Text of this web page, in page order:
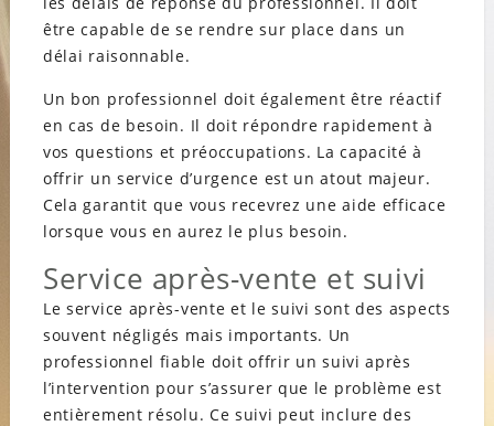
être capable de se rendre sur place dans un
délai raisonnable.
Un bon professionnel doit également être réactif
en cas de besoin. Il doit répondre rapidement à
vos questions et préoccupations. La capacité à
offrir un service d’urgence est un atout majeur.
Cela garantit que vous recevrez une aide efficace
lorsque vous en aurez le plus besoin.
Service après-vente et suivi
Le service après-vente et le suivi sont des aspects
souvent négligés mais importants. Un
professionnel fiable doit offrir un suivi après
l’intervention pour s’assurer que le problème est
entièrement résolu. Ce suivi peut inclure des